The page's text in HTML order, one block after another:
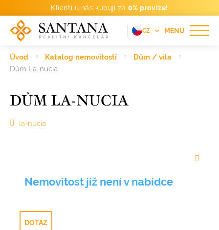
Klienti u nás kupují za 0% provize!
MENU
CZ
Úvod Katalog nemovitostí
Dům / vila
Dům La-nucia
DŮM LA-NUCIA
la-nucia
Nemovitost již není v nabídce
DOTAZ